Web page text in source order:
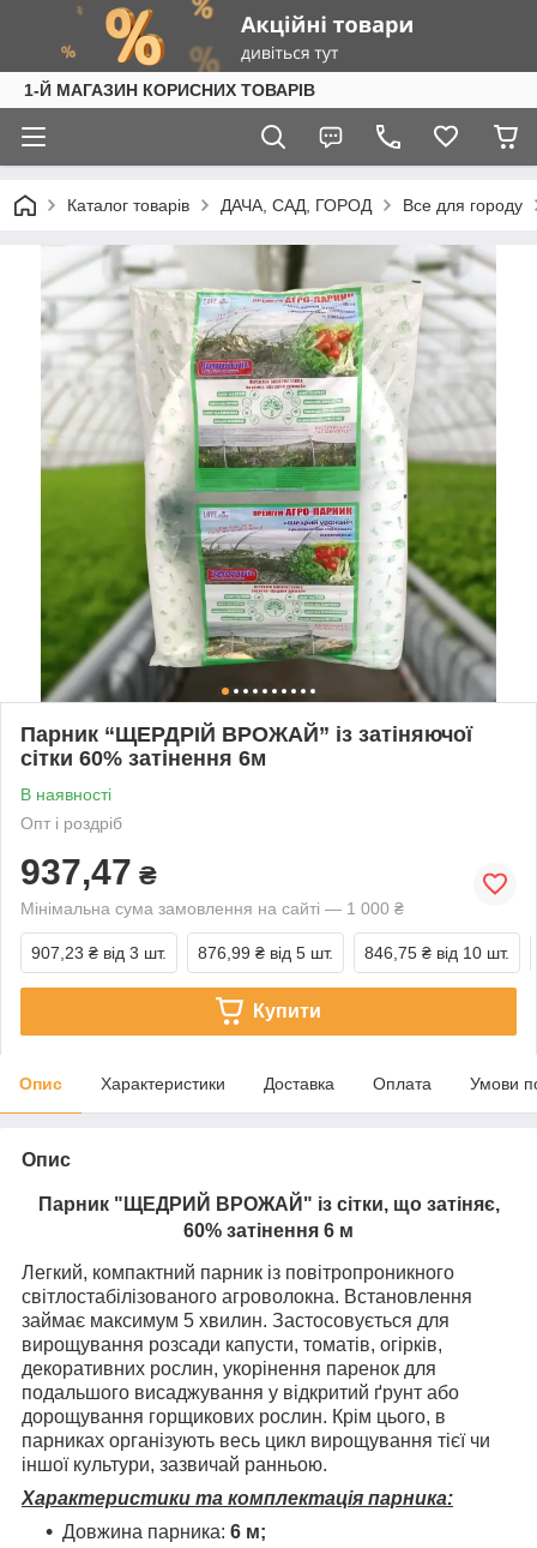
1-Й МАГАЗИН КОРИСНИХ ТОВАРІВ
Каталог товарів ДАЧА, САД, ГОРОД Все для городу
Парник “ЩЕРДРІЙ ВРОЖАЙ” із затіняючої
сітки 60% затінення 6м
В наявності
Опт і роздріб
937,47 ₴
Мінімальна сума замовлення на сайті — 1 000 ₴
907,23 ₴ від 3 шт. 876,99 ₴ від 5 шт. 846,75 ₴ від 10 шт.
Купити
Опис Характеристики Доставка Оплата Умови
Опис
Парник "ЩЕДРИЙ ВРОЖАЙ" із сітки, що затіняє,
60% затінення 6 м
Легкий, компактний парник із повітропроникного
світлостабілізованого агроволокна. Встановлення
займає максимум 5 хвилин. Застосовується для
вирощування розсади капусти, томатів, огірків,
декоративних рослин, укорінення паренок для
подальшого висаджування у відкритий ґрунт або
дорощування горщикових рослин. Крім цього, в
парниках організують весь цикл вирощування тієї чи
іншої культури, зазвичай ранньою.
Характеристики та комплектація парника:
Довжина парника: 6 м;